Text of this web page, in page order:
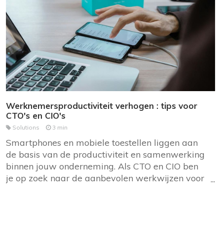
Werknemersproductiviteit verhogen : tips voor
CTO's en CIO's
Solutions 3 min
Smartphones en mobiele toestellen liggen aan
de basis van de productiviteit en samenwerking
binnen jouw onderneming. Als CTO en CIO ben
je op zoek naar de aanbevolen werkwijzen voor